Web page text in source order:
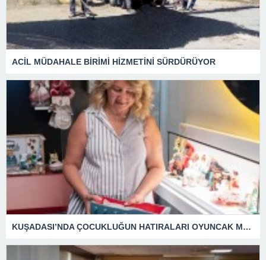
ACİL MÜDAHALE BİRİMİ HİZMETİNİ SÜRDÜRÜYOR
KUŞADASI’NDA ÇOCUKLUĞUN HATIRALARI OYUNCAK MÜZESİNDE HAYAT BULACAK